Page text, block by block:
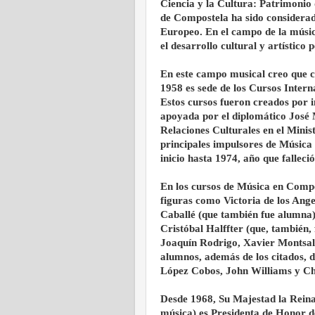
Ciencia y la Cultura: Patrimonio
de Compostela ha sido
Europeo. En el campo de la
el desarrollo cultural y artístico
En este campo musical creo que
1958 es sede de los Cursos
Estos cursos fueron creados por
apoyada por el diplomático
Relaciones Culturales en el
principales impulsores de Música
inicio hasta 1974, año que
En los cursos de Música en
figuras como Victoria de los
Caballé (que también fue
Cristóbal Halffter (que,
Joaquín Rodrigo, Xavier
alumnos, además de los citados,
López Cobos, John Williams y
Desde 1968, Su Majestad la